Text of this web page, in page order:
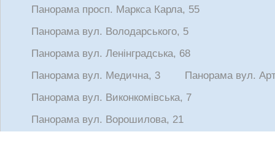
Панорама просп. Маркса Карла, 55
Панорама вул. Володарського, 5
Панорама вул. Ленінградська, 68
Панорама вул. Медична, 3
Панорама вул.
Панорама вул. Виконкомівська, 7
Панорама вул. Ворошилова, 21